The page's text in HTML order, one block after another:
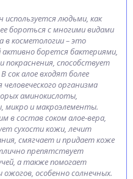
используется людьми, как
бороться с многими видами
в косметологии – это
борется бактериями,
покраснения, способствует
сок алое входят более
организма
аминокислоты,
микро и макроэлементы.
в состав соком алое-вера,
сухости кожи, лечит
смягчает и придает коже
препятствует
а также помогает
особенно солнечных.